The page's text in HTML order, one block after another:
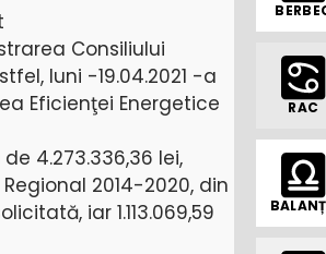
Consiliului
luni -19.04.2021 -a
Eficienţei Energetice
4.273.336,36 lei,
2014-2020, din
iar 1.113.069,59
RAC